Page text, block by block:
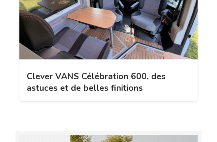
Clever VANS Célébration 600, des
astuces et de belles finitions